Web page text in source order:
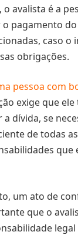
avalista é a
pagamento
caso o
obrigações.
pessoa com
exige que ele
dívida, se
de todas
que
um ato de
que o